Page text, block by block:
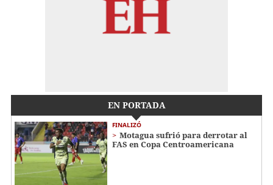
EN PORTADA
FINALIZÓ
Motagua sufrió para derrotar al
FAS en Copa Centroamericana